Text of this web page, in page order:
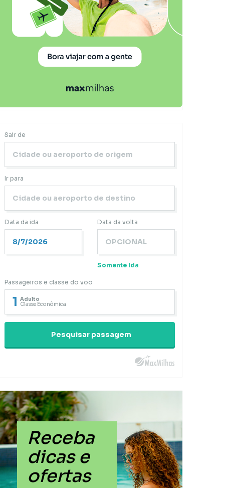
Sair de
Ir para
Data da ida Data da volta
Somente Ida
Passageiros e classe do voo
1 Adulto
Classe Econômica
Pesquisar passagem
Receba
dicas e
ofertas